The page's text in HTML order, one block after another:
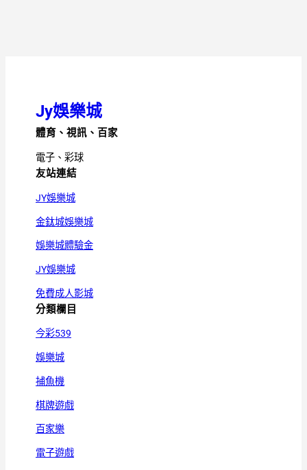
Jy娛樂城
體育、視訊、百家
電子、彩球
友站連結
JY娛樂城
金鈦城娛樂城
娛樂城體驗金
JY娛樂城
免費成人影城
分類欄目
今彩539
娛樂城
捕魚機
棋牌遊戲
百家樂
電子遊戲